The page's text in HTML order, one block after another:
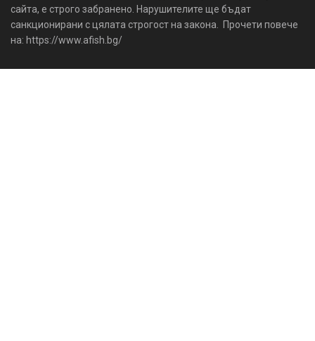
сайта, е строго забранено. Нарушителите ще бъдат
санкционирани с цялата строгост на закона. Прочети повече
на: https://www.afish.bg/